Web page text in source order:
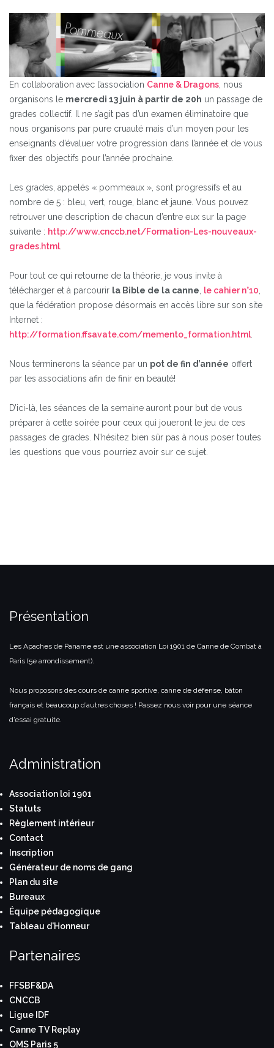
En collaboration avec l’association Canne & Dragons , nous
organisons le mercredi 13 juin à partir de 20h un passage de
grades collectif. Il ne s’agit pas d’un examen éliminatoire que
nous organisons par pure cruauté mais d’un moyen pour les
enseignants d’évaluer votre progression dans l’année et de vous
fixer des objectifs pour l’année prochaine.
Les grades, appelés « pommeaux », sont progressifs et au
nombre de 5 : bleu, vert, rouge, blanc et jaune. Vous pouvez
retrouver une description de chacun d’entre eux sur la page
suivante : http://www.cnccb.net/Formation-Les-nouveaux-
grades.html
Pour tout ce qui retourne de la théorie, je vous invite à
télécharger et à parcourir la Bible de la canne le cahier n°10
que la fédération propose désormais en accès libre sur son site
Internet :
http://formation.ffsavate.com/memento_formation.html
Nous terminerons la séance par un pot de fin d’année offert
par les associations afin de finir en beauté!
D’ici-là, les séances de la semaine auront pour but de vous
préparer à cette soirée pour ceux qui joueront le jeu de ces
passages de grades. N’hésitez bien sûr pas à nous poser toutes
les questions que vous pourriez avoir sur ce sujet.
Présentation
Les Apaches de Paname est une association Loi 1901 de Canne de Combat à
Paris (5e arrondissement).
Nous proposons des cours de canne sportive, canne de défense, bâton
français et beaucoup d’autres choses ! Passez nous voir pour une séance
d’essai gratuite.
Administration
Association loi 1901
Statuts
Règlement intérieur
Contact
Inscription
Générateur de noms de gang
Plan du site
Bureaux
Équipe pédagogique
Tableau d'Honneur
Partenaires
FFSBF&DA
CNCCB
Ligue IDF
Canne TV Replay
OMS Paris 5